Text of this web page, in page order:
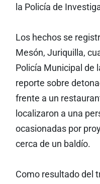
la Policía de
Los hechos se
Mesón, Juriquilla,
Policía Municipal de
reporte sobre
frente a un
localizaron a una
ocasionadas por
cerca de un baldío.
Como resultado del